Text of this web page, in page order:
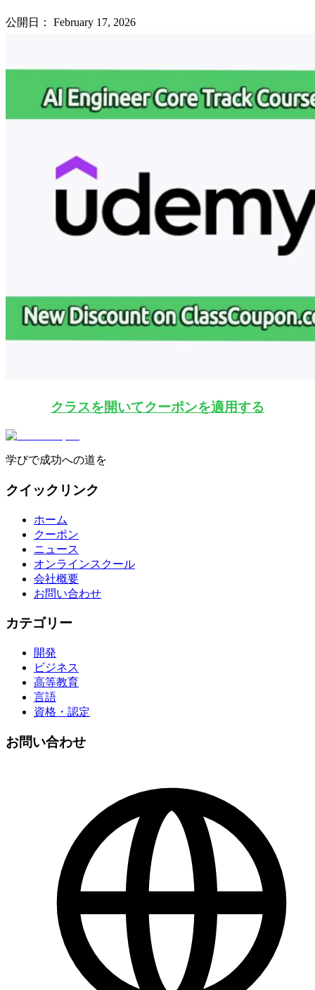
公開日： February 17, 2026
クラスを開いてクーポンを適用する
学びで成功への道を
クイックリンク
ホーム
クーポン
ニュース
オンラインスクール
会社概要
お問い合わせ
カテゴリー
開発
ビジネス
高等教育
言語
資格・認定
お問い合わせ